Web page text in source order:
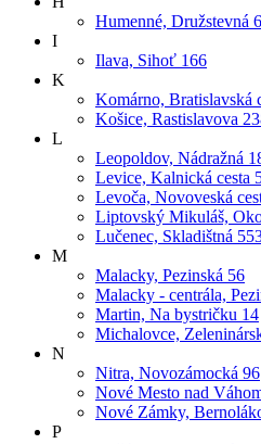
Humenné, Družstevná
I
Ilava, Sihoť 166
K
Komárno, Bratislavská
Košice, Rastislavova
L
Leopoldov, Nádražná
Levice, Kalnická cesta
Levoča, Novoveská
Liptovský Mikuláš,
Lučenec, Skladištná
M
Malacky, Pezinská 56
Malacky - centrála,
Martin, Na bystričku 14
Michalovce,
N
Nitra, Novozámocká 96
Nové Mesto nad
Nové Zámky,
P